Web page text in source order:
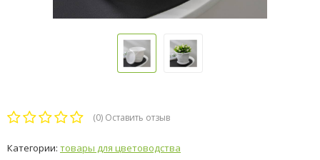
(0) Оставить отзыв
Категории: товары для цветоводства